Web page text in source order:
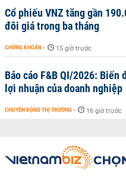
Cổ phiếu VNZ tăng gần
đôi giá trong ba tháng
CHỨNG KHOÁN - 15 giờ trước
Báo cáo F&B QI/2026:
lợi nhuận của doanh nghiệp
CHUYỂN ĐỘNG THỊ TRƯỜNG - 16 giờ trước